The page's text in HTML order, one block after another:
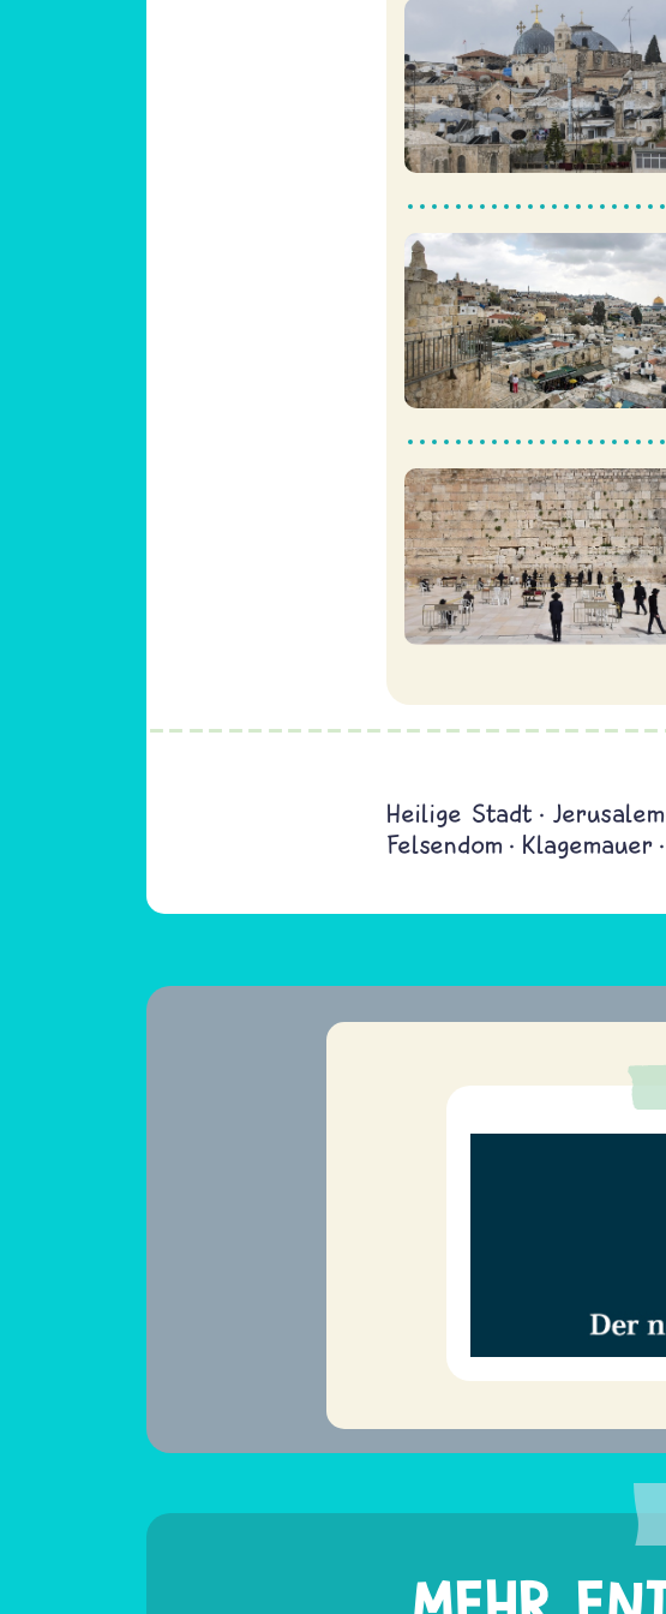
Heilige Stadt Jerusalem
Felsendom
Klagemauer